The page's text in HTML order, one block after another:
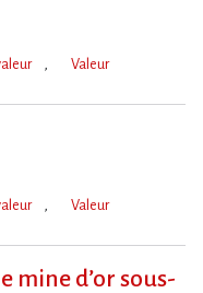
Valeur
Valeur
mine d’or sous-